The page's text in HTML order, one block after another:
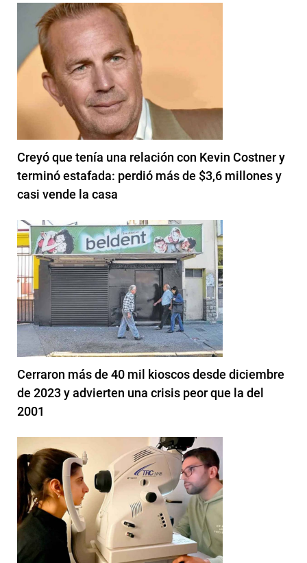
Creyó que tenía una relación con Kevin Costner y
terminó estafada: perdió más de $3,6 millones y
casi vende la casa
Cerraron más de 40 mil kioscos desde diciembre
de 2023 y advierten una crisis peor que la del
2001